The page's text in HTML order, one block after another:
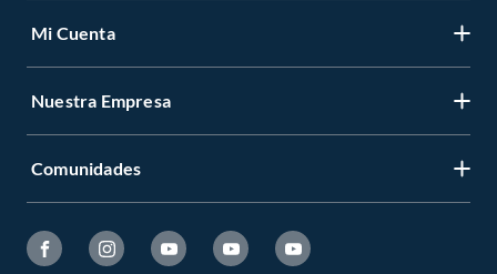
Mi Cuenta
Nuestra Empresa
Comunidades